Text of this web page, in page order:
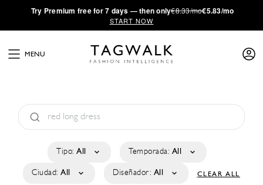
·Try Premium free for 7 days — then only€8.33/mo€5.83/mo
START NOW
MENU
Tipo: All Temporada: All
Ciudad: All Diseñador: All CLEAR ALL